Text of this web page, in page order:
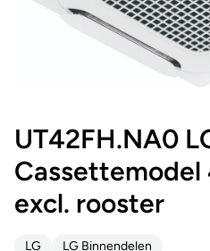
UT42FH.NA0
Cassettemodel
excl. rooster
LG LG Binnendelen